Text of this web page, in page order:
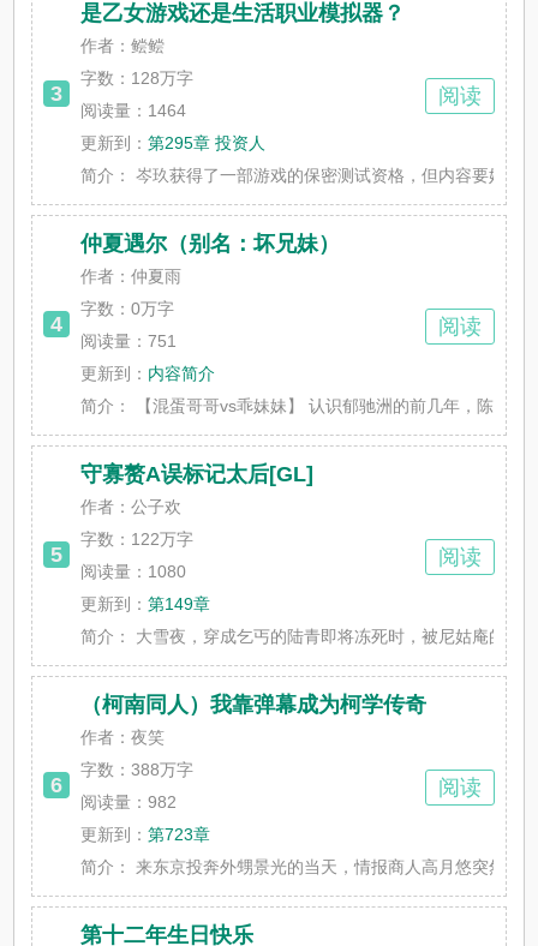
3
是乙女游戏还是生活职业模拟器？
作者：鲿鲿
字数： 128万字
阅读量：1464
更新到：第295章 投资人
简介：
岑玖获得了一部游戏的保密测试资格，但内容要她自
阅读
4
仲夏遇尔（别名：坏兄妹）
作者：仲夏雨
字数：0万字
阅读量：751
更新到： 内容简介
简介：
【混蛋哥哥vs乖妹妹】 认识郁驰洲的前几年，陈尔
阅读
5
守寡赘A误标记太后[GL]
作者：公子欢
字数： 122万字
阅读量：1080
更新到：第149章
简介：
大雪夜，穿成乞丐的陆青即将冻死时，被尼姑庵的老
阅读
6
（柯南同人）我靠弹幕成为柯学传奇
作者：夜笑
字数：388万字
阅读量：982
更新到：第723章
简介：
来东京投奔外甥景光的当天，情报商人高月悠突然得
阅读
第十二年生日快乐